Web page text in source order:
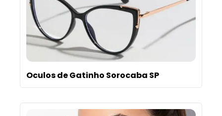
Oculos de Gatinho Sorocaba SP